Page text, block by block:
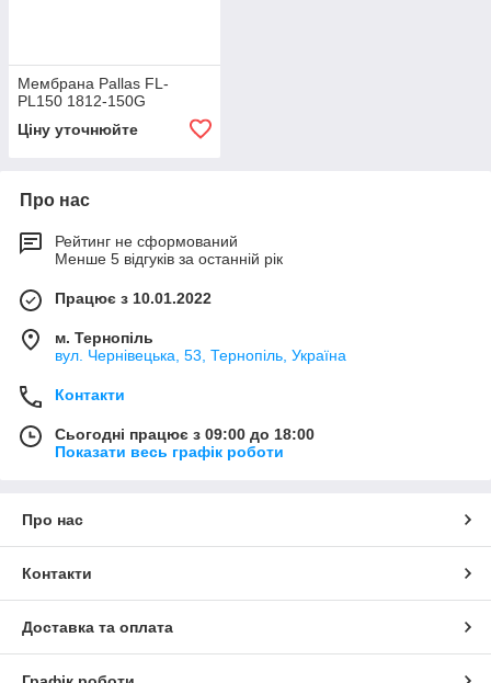
Мембрана Pallas FL-
PL150 1812-150G
Ціну уточнюйте
Про нас
Рейтинг не сформований
Менше 5 відгуків за останній рік
Працює з 10.01.2022
м. Тернопіль
вул. Чернівецька, 53, Тернопіль, Україна
Контакти
Сьогодні працює з 09:00 до 18:00
Показати весь графік роботи
Про нас
Контакти
Доставка та оплата